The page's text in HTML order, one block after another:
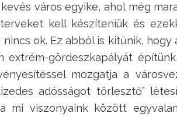
város egyike, ahol még
kell készíteniük és
ok. Ez abból is kitűnik,
gördeszkapályát
mozgatja a
adósságot törlesztő”
mi viszonyaink között